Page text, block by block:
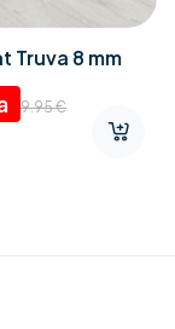
Truva 8 mm
9.95€